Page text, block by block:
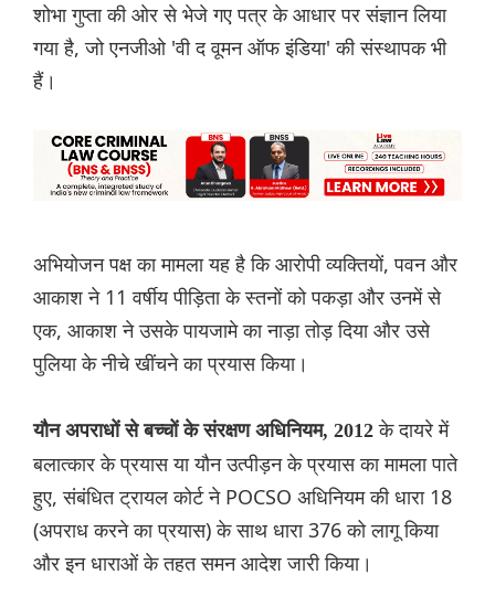
शोभा गुप्ता की ओर से भेजे गए पत्र के आधार पर संज्ञान लिया
गया है, जो एनजीओ 'वी द वूमन ऑफ इंडिया' की संस्थापक भी
हैं।
अभियोजन पक्ष का मामला यह है कि आरोपी व्यक्तियों, पवन और
आकाश ने 11 वर्षीय पीड़िता के स्तनों को पकड़ा और उनमें से
एक, आकाश ने उसके पायजामे का नाड़ा तोड़ दिया और उसे
पुलिया के नीचे खींचने का प्रयास किया।
यौन अपराधों से बच्चों के संरक्षण अधिनियम, 2012के दायरे में
बलात्कार के प्रयास या यौन उत्पीड़न के प्रयास का मामला पाते
हुए, संबंधित ट्रायल कोर्ट ने POCSO अधिनियम की धारा 18
(अपराध करने का प्रयास) के साथ धारा 376 को लागू किया
और इन धाराओं के तहत समन आदेश जारी किया।